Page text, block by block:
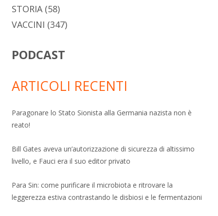
STORIA(58)
VACCINI (347)
PODCAST
ARTICOLI RECENTI
Paragonare lo Stato Sionista alla Germania nazista non è
reato!
Bill Gates aveva un’autorizzazione di sicurezza di altissimo
livello, e Fauci era il suo editor privato
Para Sin: come purificare il microbiota e ritrovare la
leggerezza estiva contrastando le disbiosi e le fermentazioni